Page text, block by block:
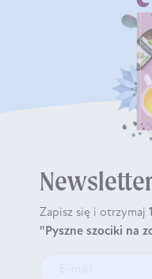
Zapisz się i otrzymaj
"Pyszne szociki na